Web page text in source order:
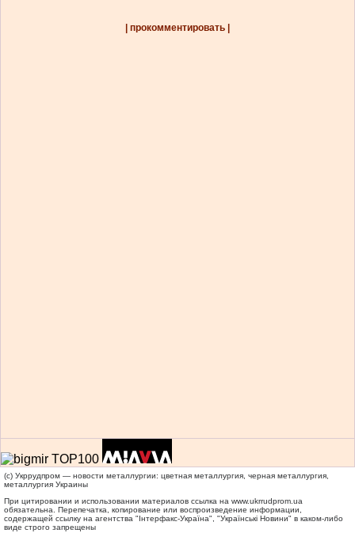
| прокомментировать |
(c) Укррудпром — новости металлургии: цветная металлургия, черная металлургия,
металлургия Украины
При цитировании и использовании материалов ссылка на www.ukrrudprom.ua
обязательна. Перепечатка, копирование или воспроизведение информации,
содержащей ссылку на агентства "Iнтерфакс-Україна", "Українськi Новини" в каком-либо
виде строго запрещены